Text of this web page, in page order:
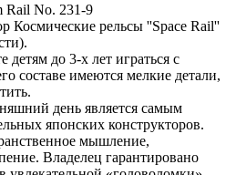
Rail No. 231-9
Космические рельсы ''Space Rail''
детям до 3-х лет играться с
составе имеются мелкие детали,
день является самым
японских конструкторов.
мышление,
Владелец гарантировано